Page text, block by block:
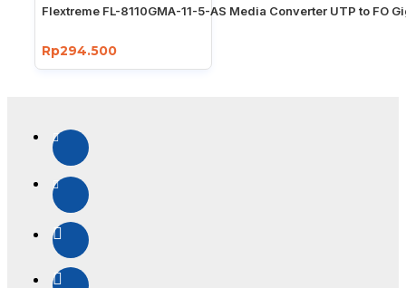
Flextreme FL-8110GMA-11-5-AS Media Converter UTP to FO
Rp294.500